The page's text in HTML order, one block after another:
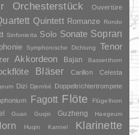
Orchesterstück Ouvertüre
Quintett Romanze Rondo
Sinfonietta Solo Sonate Sopran
Symphonische Dichtung Tenor
Akkordeon Bajan Bassetthorn
Bläser Carillon Celesta
Dizi Djembé Doppeltrichtertrompete
Fagott Flöte
Flügelhorn
Guan Guqin Guzheng
Haegeum
Huqin Kannel Klarinette